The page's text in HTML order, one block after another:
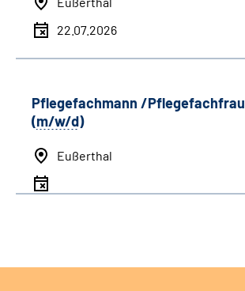
22.07.2026
Pflegefachmann /Pflegefachfrau
(m/w/d)
Eußerthal